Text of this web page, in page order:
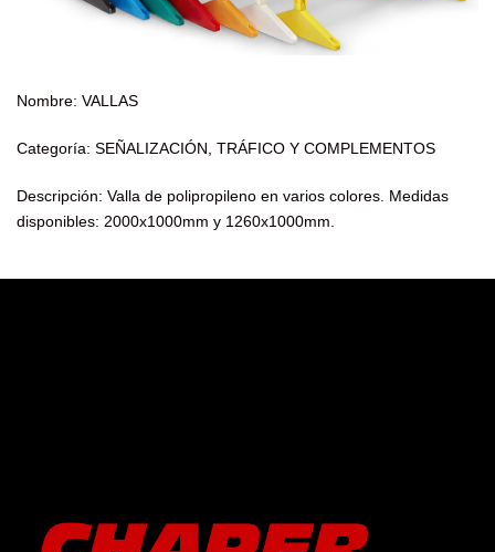
Nombre: VALLAS
Categoría: SEÑALIZACIÓN, TRÁFICO Y COMPLEMENTOS
Descripción: Valla de polipropileno en varios colores. Medidas
disponibles: 2000x1000mm y 1260x1000mm.